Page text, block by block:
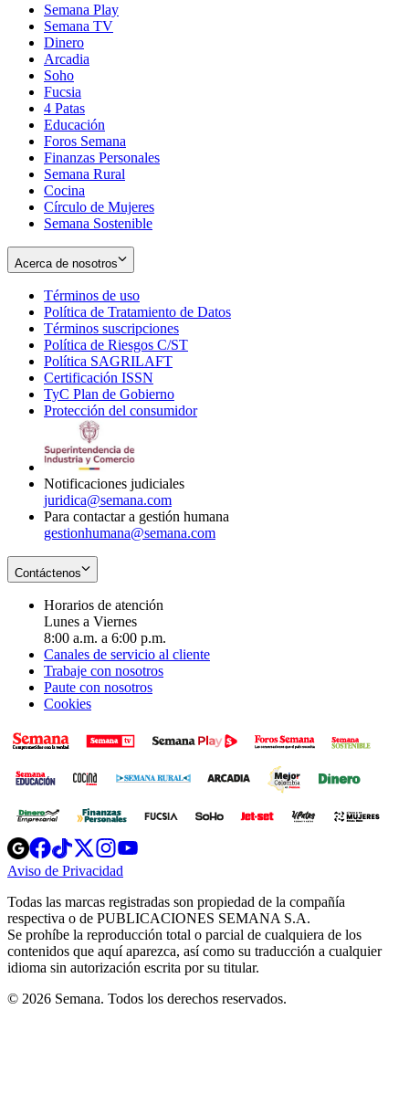
Semana Play
Semana TV
Dinero
Arcadia
Soho
in
new
window
Fucsia
in
new
window
4 Patas
Educación
Foros Semana
Finanzas Personales
Semana Rural
Cocina
Círculo de Mujeres
Semana Sostenible
Acerca de nosotros
Términos de uso
in
new
window
Política de Tratamiento de Datos
Términos suscripciones
in
Política de Riesgos C/ST
Política SAGRILAFT
new
window
Certificación ISSN
in
new
TyC Plan de Gobierno
in
Protección del consumidorOpens
Notificaciones judiciales
juridica@semana.com
Para contactar a gestión humana
gestionhumana@semana.com
Contáctenos
Horarios de atención
Lunes a Viernes
8:00 a.m. a 6:00 p.m.
Canales de servicio al cliente
Trabaje con nosotros
Paute con nosotros
Cookies
Opens
in
new
Opens
in
new
Opens
in
new
window
Opens
new
windowwindow
Aviso de Privacidad
new
window
Todas las marcas registradas son propiedad de la compañía
respectiva o de PUBLICACIONES SEMANA S.A.
Se prohíbe la reproducción total o parcial de cualquiera de los
contenidos que aquí aparezca, así como su traducción a cualquier
idioma sin autorización escrita por su titular.
© 2026 Semana. Todos los derechos reservados.